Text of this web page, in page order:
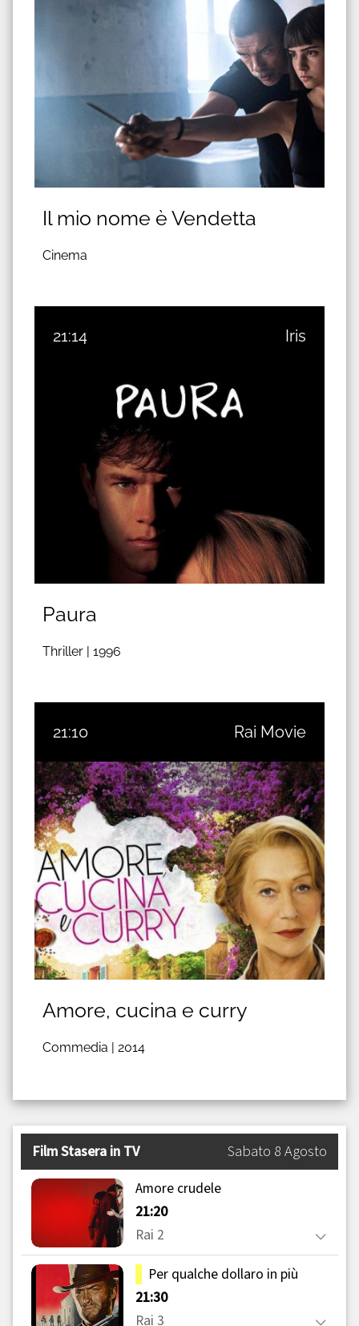
Il mio nome è Vendetta
Cinema
21:14 Iris
Paura
Thriller | 1996
21:10 Rai Movie
Amore, cucina e curry
Commedia | 2014